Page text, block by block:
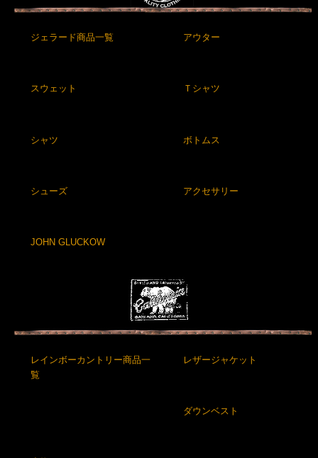
ジェラード商品一覧 アウター
スウェット Ｔシャツ
シャツ ボトムス
シューズ アクセサリー
JOHN GLUCKOW
レインボーカントリー商品一
覧
レザージャケット
ダウンベスト